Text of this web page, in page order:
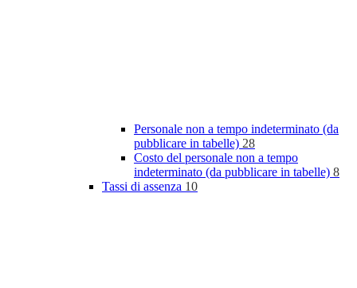
Personale non a tempo indeterminato (da
pubblicare in tabelle) 28
Costo del personale non a tempo
indeterminato (da pubblicare in tabelle) 8
Tassi di assenza 10